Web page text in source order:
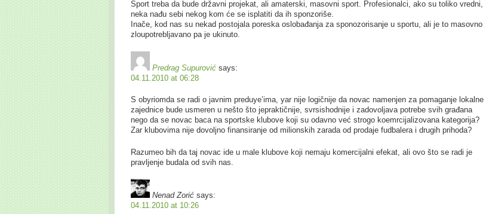
Sport treba da bude državni projekat, ali amaterski, masovni sport. Profesionalci, ako su toliko vredni,
neka nađu sebi nekog kom će se isplatiti da ih sponzoriše.
Inače, kod nas su nekad postojala poreska oslobađanja za sponozorisanje u sportu, ali je to masovno
zloupotrebljavano pa je ukinuto.
Predrag Supurović says:
04.11.2010 at 06:28
S obyriomda se radi o javnim preduye’ima, yar nije logičnije da novac namenjen za pomaganje lokalne
zajednice bude usmeren u nešto što jepraktičnije, svrsishodnije i zadovoljava potrebe svih građana
nego da se novac baca na sportske klubove koji su odavno već strogo koemrcijalizovana kategorija?
Zar klubovima nije dovoljno finansiranje od milionskih zarada od prodaje fudbalera i drugih prihoda?
Razumeo bih da taj novac ide u male klubove koji nemaju komercijalni efekat, ali ovo što se radi je
pravljenje budala od svih nas.
Nenad Zorić says:
04.11.2010 at 10:26